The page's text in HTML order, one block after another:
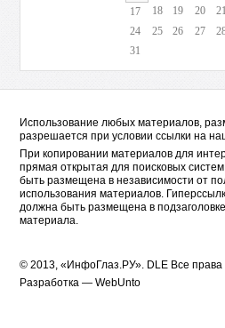
17 18 19 20 21
24
25 26 27
31
Использование любых материалов,
разрешается при условии ссылки на
При копировании материалов для
прямая открытая для поисковых
быть размещена в независимости от
использования материалов.
должна быть размещена в
материала.
© 2013, «ИнфоГлаз.РУ». DLE Все
Разработка —WebUnto